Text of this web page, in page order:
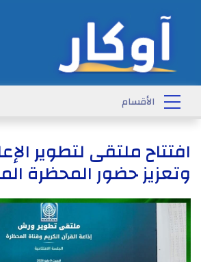
افتتاح ملتقى لتطوير
وتعزيز حضور المحظرة